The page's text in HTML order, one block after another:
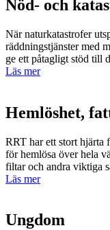
Nöd- och
När naturkatastrofer
räddningstjänster med
ge ett påtagligt stöd till
Läs mer
Hemlöshet,
RRT har ett stort hjärta
för hemlösa över hela
filtar och andra viktiga
Läs mer
Ungdom